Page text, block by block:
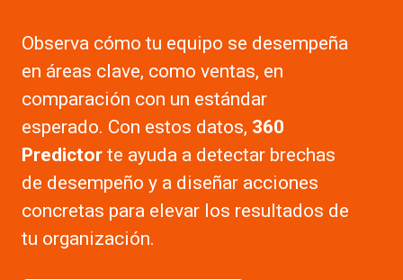
Observa cómo tu equipo se desempeña
en áreas clave, como ventas, en
comparación con un estándar
esperado. Con estos datos, 360
Predictor te ayuda a detectar brechas
de desempeño y a diseñar acciones
concretas para elevar los resultados de
tu organización.